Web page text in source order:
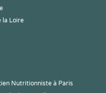
la Loire
Nutritionniste à Paris